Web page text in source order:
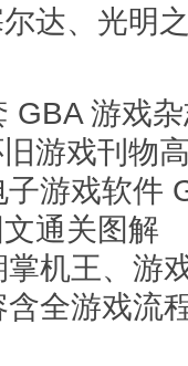
尔达、光明
GBA 游戏
游戏刊物
游戏软件
通关图解
机王、游
全游戏流